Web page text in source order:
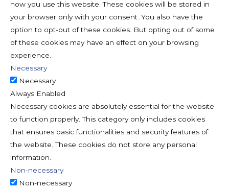
how you use this website. These cookies will be stored in
your browser only with your consent. You also have the
option to opt-out of these cookies. But opting out of some
of these cookies may have an effect on your browsing
experience.
Necessary
Necessary
Always Enabled
Necessary cookies are absolutely essential for the website
to function properly. This category only includes cookies
that ensures basic functionalities and security features of
the website. These cookies do not store any personal
information.
Non-necessary
Non-necessary